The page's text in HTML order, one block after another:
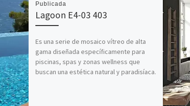
Publicada
Lagoon E4-03 403
Es una serie de mosaico vítreo de alta
gama diseñada específicamente para
piscinas, spas y zonas wellness que
buscan una estética natural y paradisíaca.